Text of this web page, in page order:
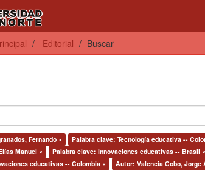
Editorial Buscar
Fernando × Palabra clave: Tecnología educativa --
Manuel ×
Palabra clave: Innovaciones educativas -- Brasil ×
educativas -- Colombia ×
Autor: Valencia Cobo, Jorge